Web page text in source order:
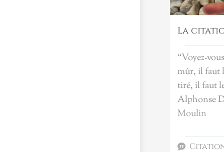
La
“Voyez-
mûr, il faut
tiré, il faut
Alphonse
Moulin